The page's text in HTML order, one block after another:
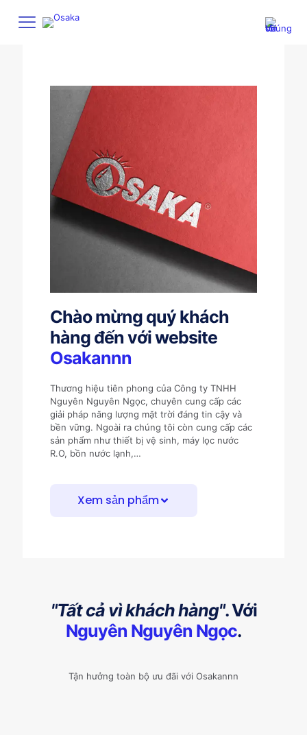
Chào mừng quý khách
hàng đến với website
Osakannn
Thương hiệu tiên phong của Công ty TNHH
Nguyên Nguyên Ngọc, chuyên cung cấp các
giải pháp năng lượng mặt trời đáng tin cậy và
bền vững. Ngoài ra chúng tôi còn cung cấp các
sản phẩm như thiết bị vệ sinh, máy lọc nước
R.O, bồn nước lạnh,…
Xem sản phẩm
"Tất cả vì khách hàng". Với
Nguyên Nguyên Ngọc.
Tận hưởng toàn bộ ưu đãi với Osakannn